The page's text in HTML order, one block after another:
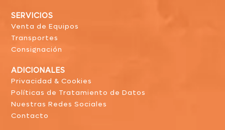
SERVICIOS
Venta de Equipos
Transportes
Consignación
ADICIONALES
Privacidad & Cookies
Políticas de Tratamiento de Datos
Nuestras Redes Sociales
Contacto